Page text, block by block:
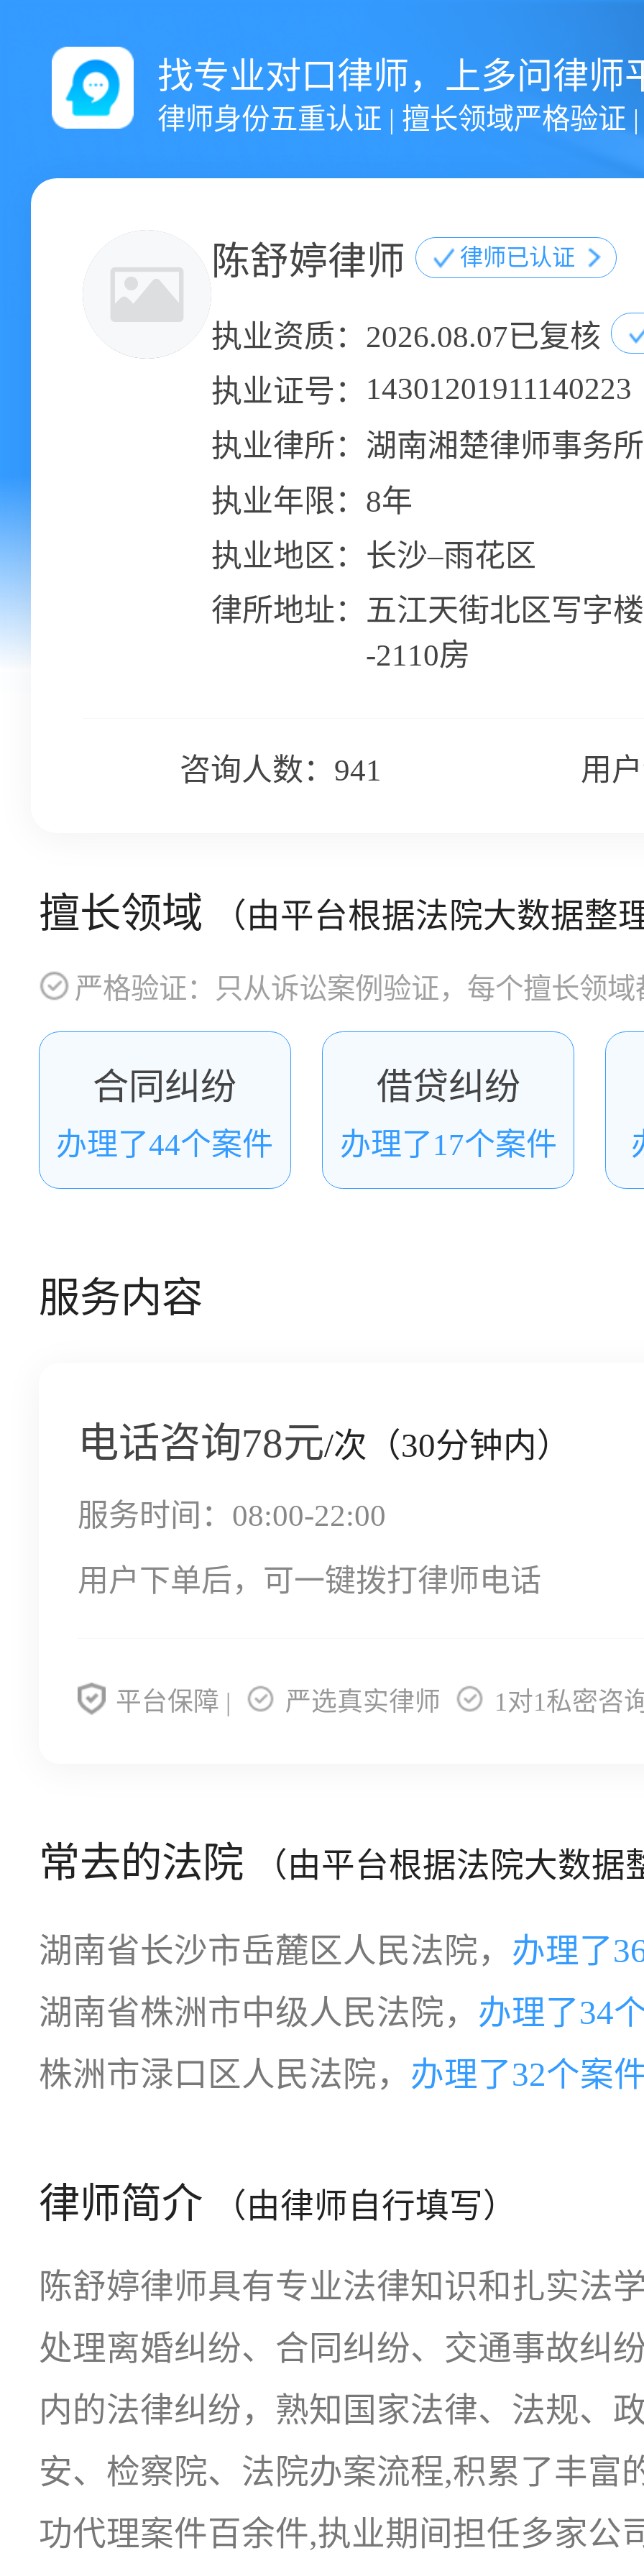
找专业对口律师，上多问律师
律师身份五重认证 | 擅长领域严格验证
陈舒婷律师 律师已认证
执业资质： 2026.08.07已复核
执业证号： 14301201911140223
执业律所： 湖南湘楚律师事务所
执业年限： 8年
执业地区： 长沙–雨花区
律所地址： 五江天街北区写字
-2110房
咨询人数：941 用
擅长领域 （由平台根据法院大数据整
严格验证：只从诉讼案例验证，每个擅长领
合同纠纷
办理了44个案件
借贷纠纷
办理了17个案件
服务内容
电话咨询78元/次（30分钟内）
服务时间：08:00-22:00
用户下单后，可一键拨打律师电话
平台保障 | 严选真实律师 1对1私密咨
常去的法院 （由平台根据法院大数据
湖南省长沙市岳麓区人民法院， 办理了
湖南省株洲市中级人民法院， 办理了34
株洲市渌口区人民法院， 办理了32个案
律师简介 （由律师自行填写）
陈舒婷律师具有专业法律知识和扎实法
处理离婚纠纷、合同纠纷、交通事故纠
内的法律纠纷，熟知国家法律、法规、
安、检察院、法院办案流程,积累了丰富
功代理案件百余件,执业期间担任多家公